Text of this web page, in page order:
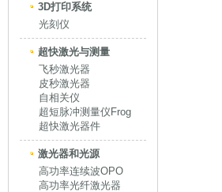
3D打印系统
光刻仪
超快激光与测量
飞秒激光器
皮秒激光器
自相关仪
超短脉冲测量仪Frog
超快激光器件
激光器和光源
高功率连续波OPO
高功率光纤激光器